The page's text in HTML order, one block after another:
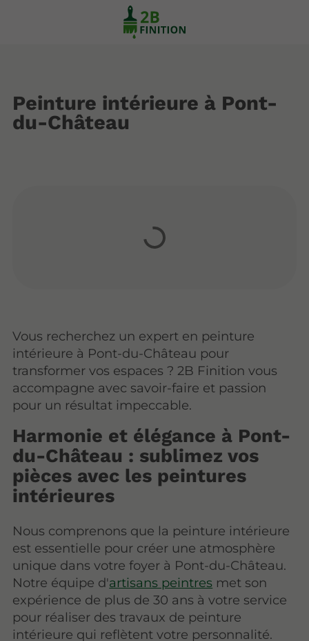
Peinture intérieure à Pont-
du-Château
Vous recherchez un expert en peinture
intérieure à Pont-du-Château pour
transformer vos espaces ? 2B Finition vous
accompagne avec savoir-faire et passion
pour un résultat impeccable.
Harmonie et élégance à Pont-
du-Château : sublimez vos
pièces avec les peintures
intérieures
Nous comprenons que la peinture intérieure
est essentielle pour créer une atmosphère
unique dans votre foyer à Pont-du-Château.
Notre équipe d'artisans peintres met son
expérience de plus de 30 ans à votre service
pour réaliser des travaux de peinture
intérieure qui reflètent votre personnalité.